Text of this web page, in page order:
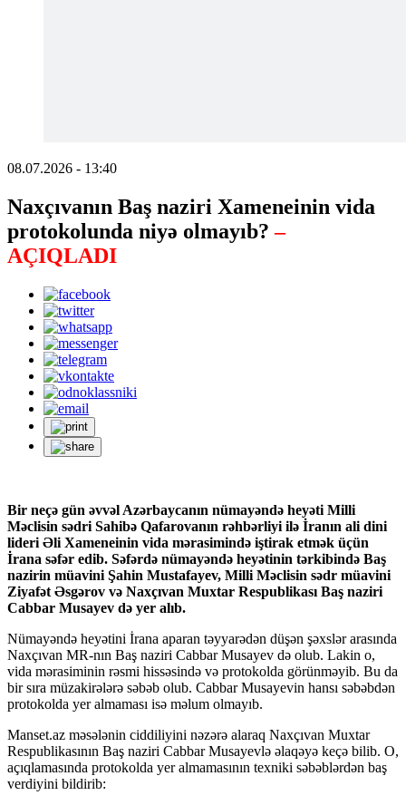
08.07.2026 - 13:40
Naxçıvanın Baş naziri Xameneinin vida
protokolunda niyə olmayıb?–
AÇIQLADI
Bir neçə gün əvvəl Azərbaycanın nümayəndə heyəti Milli
Məclisin sədri Sahibə Qafarovanın rəhbərliyi ilə İranın ali dini
lideri Əli Xameneinin vida mərasimində iştirak etmək üçün
İrana səfər edib. Səfərdə nümayəndə heyətinin tərkibində Baş
nazirin müavini Şahin Mustafayev, Milli Məclisin sədr müavini
Ziyafət Əsgərov və Naxçıvan Muxtar Respublikası Baş naziri
Cabbar Musayev də yer alıb.
Nümayəndə heyətini İrana aparan təyyarədən düşən şəxslər arasında
Naxçıvan MR-nın Baş naziri Cabbar Musayev də olub. Lakin o,
vida mərasiminin rəsmi hissəsində və protokolda görünməyib. Bu da
bir sıra müzakirələrə səbəb olub. Cabbar Musayevin hansı səbəbdən
protokolda yer almaması isə məlum olmayıb.
Manset.az məsələnin ciddiliyini nəzərə alaraq Naxçıvan Muxtar
Respublikasının Baş naziri Cabbar Musayevlə əlaqəyə keçə bilib. O,
açıqlamasında protokolda yer almamasının texniki səbəblərdən baş
verdiyini bildirib: